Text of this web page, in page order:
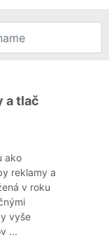
a tlač
ako
reklamy a
v roku
vyše
...